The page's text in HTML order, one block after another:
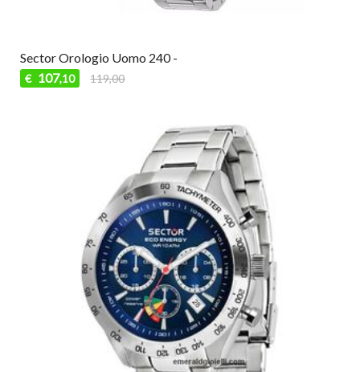
Sector Orologio Uomo 240 -
€ 107,10 119,00